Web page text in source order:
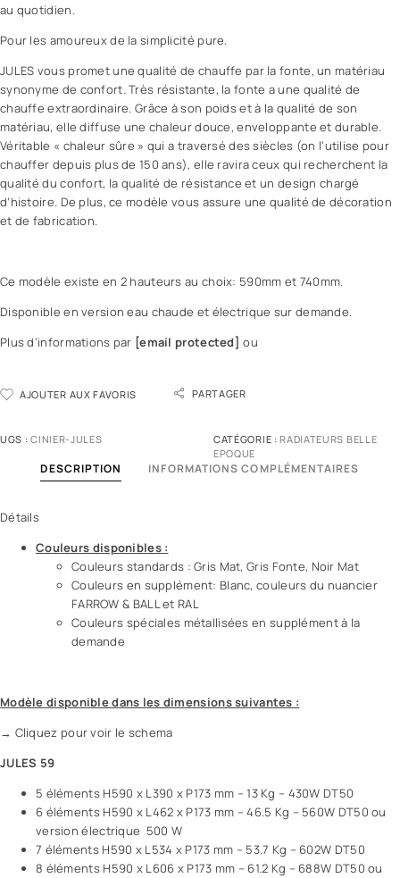
au quotidien.
Pour les amoureux de la simplicité pure.
JULES vous promet une qualité de chauffe par la fonte, un matériau
synonyme de confort. Très résistante, la fonte a une qualité de
chauffe extraordinaire. Grâce à son poids et à la qualité de son
matériau, elle diffuse une chaleur douce, enveloppante et durable.
Véritable « chaleur sûre » qui a traversé des siècles (on l’utilise pour
chauffer depuis plus de 150 ans), elle ravira ceux qui recherchent la
qualité du confort, la qualité de résistance et un design chargé
d’histoire. De plus, ce modèle vous assure une qualité de décoration
et de fabrication.
Ce modèle existe en 2 hauteurs au choix: 590mm et 740mm.
Disponible en version eau chaude et électrique sur demande.
Plus d’informations par [email protected] ou
AJOUTER AUX FAVORIS PARTAGER
UGS :CINIER-JULES CATÉGORIE :RADIATEURS BELLE
EPOQUE
DESCRIPTION INFORMATIONS COMPLÉMENTAIRES
Détails
Couleurs disponibles :
Couleurs standards : Gris Mat, Gris Fonte, Noir Mat
Couleurs en supplément: Blanc, couleurs du nuancier
FARROW & BALL et RAL
Couleurs spéciales métallisées en supplément à la
demande
Modèle disponible dans les dimensions suivantes :
→ Cliquez pour voir le schema
JULES 59
5 éléments H590 x L390 x P173 mm – 13 Kg – 430W DT50
6 éléments H590 x L462 x P173 mm – 46.5 Kg – 560W DT50 ou
version électrique 500 W
7 éléments H590 x L534 x P173 mm – 53.7 Kg – 602W DT50
8 éléments H590 x L606 x P173 mm – 61.2 Kg – 688W DT50 ou